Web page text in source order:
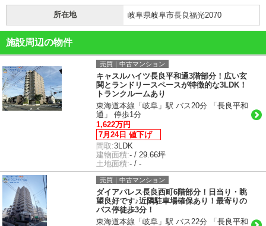
所在地 岐阜県岐阜市長良福光2070
施設周辺の物件
売買｜中古マンション
キャスルハイツ長良平和通3階部分！広い玄
関とランドリースペースが特徴的な3LDK！
トランクルームあり
東海道本線「岐阜」駅 バス20分 「長良平和
通」 停歩1分
1,622万円
7月24日 値下げ
間取:3LDK
建物面積:- / 29.66坪
土地面積:- / -
売買｜中古マンション
ダイアパレス長良西町6階部分！日当り・眺
望良好です♪近隣駐車場確保あり！最寄りの
バス停徒歩3分！
東海道本線「岐阜」駅 バス22分 「長良平和